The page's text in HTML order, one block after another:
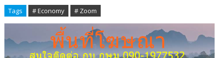
Tags # Economy # Zoom